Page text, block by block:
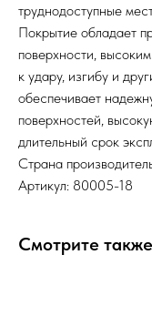
труднодоступные
Покрытие обладает
поверхности,
к удару, изгибу и
обеспечивает
поверхностей,
длительный срок
Страна
Артикул: 80005-18
Смотрите также